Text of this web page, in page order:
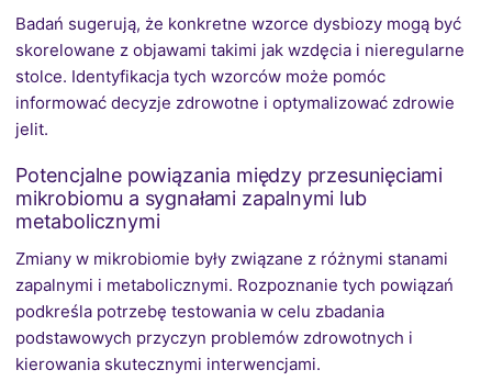
Badań sugerują, że konkretne wzorce dysbiozy mogą być
skorelowane z objawami takimi jak wzdęcia i nieregularne
stolce. Identyfikacja tych wzorców może pomóc
informować decyzje zdrowotne i optymalizować zdrowie
jelit.
Potencjalne powiązania między przesunięciami
mikrobiomu a sygnałami zapalnymi lub
metabolicznymi
Zmiany w mikrobiomie były związane z różnymi stanami
zapalnymi i metabolicznymi. Rozpoznanie tych powiązań
podkreśla potrzebę testowania w celu zbadania
podstawowych przyczyn problemów zdrowotnych i
kierowania skutecznymi interwencjami.